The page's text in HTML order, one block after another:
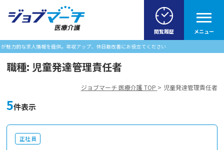
提供。年収アップ、休日数改善にお役立てください
閲覧履歴 メニュー
職種: 児童発達管理責任者
ジョブマーチ 医療介護 TOP 児童発達管理責任者
5件表示
正社員